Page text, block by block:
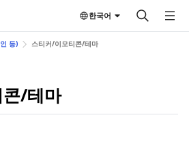
한국어
등) 스티커/이모티콘/테마
/테마